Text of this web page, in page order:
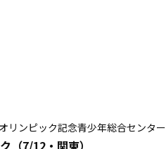
リンピック記念青少年総合センター
（7/12・関東）